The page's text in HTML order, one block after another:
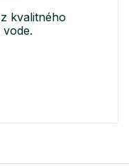
kvalitného